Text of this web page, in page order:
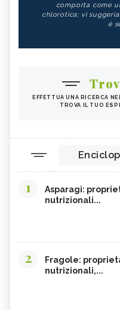
comporta come
chlorotica; vi
è
EFFETTUA UNA RICERCA
TROVA IL TUO
1
Asparagi:
nutrizionali...
2
Fragole:
nutrizionali,...